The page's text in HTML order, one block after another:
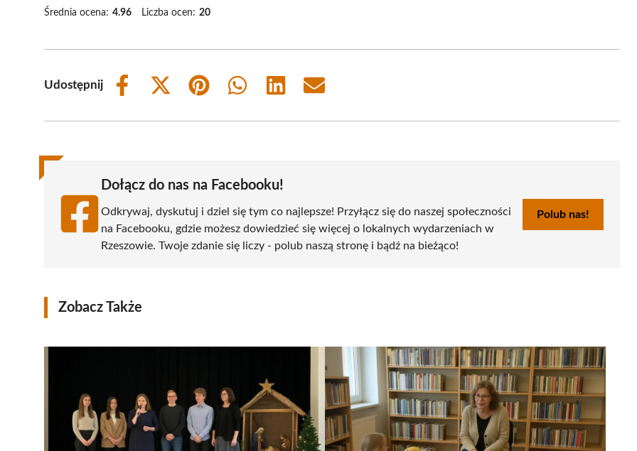
Średnia ocena: 4.96 Liczba ocen: 20
Udostępnij
Share
Share
(Twitter)
Share
Share
Share
Share
Dołącz do nas na Facebooku!
Odkrywaj, dyskutuj i dziel się tym co najlepsze! Przyłącz się do naszej społeczności
na Facebooku, gdzie możesz dowiedzieć się więcej o lokalnych wydarzeniach w
Rzeszowie. Twoje zdanie się liczy - polub naszą stronę i bądź na bieżąco!
Polub nas!
Zobacz Także